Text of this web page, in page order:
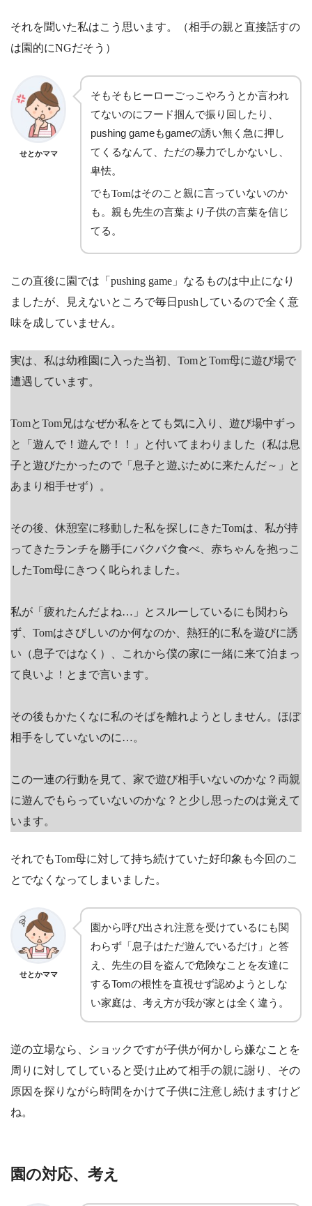
それを聞いた私はこう思います。（相手の親と直接話すの
は園的にNGだそう）
せとかママ
そもそもヒーローごっこやろうとか言われ
てないのにフード掴んで振り回したり、
pushing gameもgameの誘い無く急に押し
てくるなんて、ただの暴力でしかないし、
卑怯。
でもTomはそのこと親に言っていないのか
も。親も先生の言葉より子供の言葉を信じ
てる。
この直後に園では「pushing game」なるものは中止になり
ましたが、見えないところで毎日pushしているので全く意
味を成していません。
実は、私は幼稚園に入った当初、TomとTom母に遊び場で
遭遇しています。
TomとTom兄はなぜか私をとても気に入り、遊び場中ずっ
と「遊んで！遊んで！！」と付いてまわりました（私は息
子と遊びたかったので「息子と遊ぶために来たんだ～」と
あまり相手せず）。
その後、休憩室に移動した私を探しにきたTomは、私が持
ってきたランチを勝手にバクバク食べ、赤ちゃんを抱っこ
したTom母にきつく叱られました。
私が「疲れたんだよね…」とスルーしているにも関わら
ず、Tomはさびしいのか何なのか、熱狂的に私を遊びに誘
い（息子ではなく）、これから僕の家に一緒に来て泊まっ
て良いよ！とまで言います。
その後もかたくなに私のそばを離れようとしません。ほぼ
相手をしていないのに…。
この一連の行動を見て、家で遊び相手いないのかな？両親
に遊んでもらっていないのかな？と少し思ったのは覚えて
います。
それでもTom母に対して持ち続けていた好印象も今回のこ
とでなくなってしまいました。
せとかママ
園から呼び出され注意を受けているにも関
わらず「息子はただ遊んでいるだけ」と答
え、先生の目を盗んで危険なことを友達に
するTomの根性を直視せず認めようとしな
い家庭は、考え方が我が家とは全く違う。
逆の立場なら、ショックですが子供が何かしら嫌なことを
周りに対してしていると受け止めて相手の親に謝り、その
原因を探りながら時間をかけて子供に注意し続けますけど
ね。
園の対応、考え